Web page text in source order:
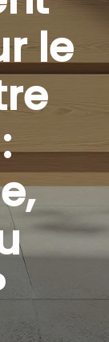
le